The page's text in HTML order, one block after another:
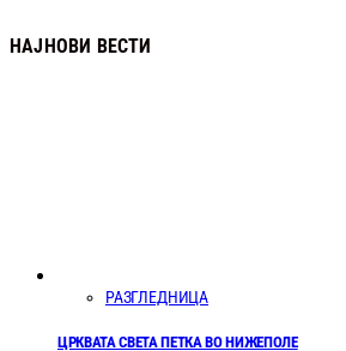
НАЈНОВИ ВЕСТИ
РАЗГЛЕДНИЦА
ЦРКВАТА СВЕТА ПЕТКА ВО НИЖЕПОЛЕ